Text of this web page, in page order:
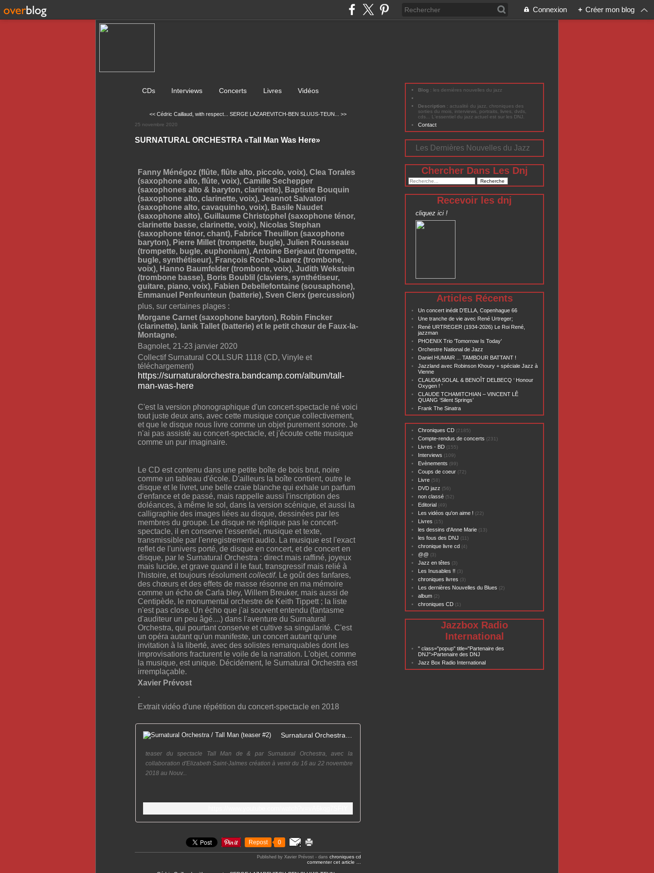
Connexion + Créer mon blog
CDs Interviews Concerts Livres Vidéos
<< Cédric Caillaud, with respect... SERGE LAZAREVITCH-BEN SLUIJS-TEUN... >>
25 novembre 2020
SURNATURAL ORCHESTRA «Tall Man Was Here»
Fanny Ménégoz (flûte, flûte alto, piccolo, voix), Clea Torales
(saxophone alto, flûte, voix), Camille Sechepper
(saxophones alto & baryton, clarinette), Baptiste Bouquin
(saxophone alto, clarinette, voix), Jeannot Salvatori
(saxophone alto, cavaquinho, voix), Basile Naudet
(saxophone alto), Guillaume Christophel (saxophone ténor,
clarinette basse, clarinette, voix), Nicolas Stephan
(saxophone ténor, chant), Fabrice Theuillon (saxophone
baryton), Pierre Millet (trompette, bugle), Julien Rousseau
(trompette, bugle, euphonium), Antoine Berjeaut (trompette,
bugle, synthétiseur), François Roche-Juarez (trombone,
voix), Hanno Baumfelder (trombone, voix), Judith Wekstein
(trombone basse), Boris Boublil (claviers, synthétiseur,
guitare, piano, voix), Fabien Debellefontaine (sousaphone),
Emmanuel Penfeunteun (batterie), Sven Clerx (percussion)
plus, sur certaines plages :
Morgane Carnet (saxophone baryton), Robin Fincker
(clarinette), Ianik Tallet (batterie) et le petit chœur de Faux-la-
Montagne.
Bagnolet, 21-23 janvier 2020
Collectif Surnatural COLLSUR 1118 (CD, Vinyle et
téléchargement)
https://surnaturalorchestra.bandcamp.com/album/tall-
man-was-here
C'est la version phonographique d'un concert-spectacle né voici
tout juste deux ans, avec cette musique conçue collectivement,
et que le disque nous livre comme un objet purement sonore. Je
n'ai pas assisté au concert-spectacle, et j'écoute cette musique
comme un pur imaginaire.
Le CD est contenu dans une petite boîte de bois brut, noire
comme un tableau d'école. D'ailleurs la boîte contient, outre le
disque et le livret, une belle craie blanche qui exhale un parfum
d'enfance et de passé, mais rappelle aussi l'inscription des
doléances, à même le sol, dans la version scénique, et aussi la
calligraphie des images liées au disque, dessinées par les
membres du groupe. Le disque ne réplique pas le concert-
spectacle, il en conserve l'essentiel, musique et texte,
transmissible par l'enregistrement audio. La musique est l'exact
reflet de l'univers porté, de disque en concert, et de concert en
disque, par le Surnatural Orchestra : direct mais raffiné, joyeux
mais lucide, et grave quand il le faut, transgressif mais relié à
l'histoire, et toujours résolument collectif. Le goût des fanfares,
des chœurs et des effets de masse résonne en ma mémoire
comme un écho de Carla bley, Willem Breuker, mais aussi de
Centipède, le monumental orchestre de Keith Tippett ; la liste
n'est pas close. Un écho que j'ai souvent entendu (fantasme
d'auditeur un peu âgé....) dans l'aventure du Surnatural
Orchestra, qui pourtant conserve et cultive sa singularité. C'est
un opéra autant qu'un manifeste, un concert autant qu'une
invitation à la liberté, avec des solistes remarquables dont les
improvisations fracturent le voile de la narration. L'objet, comme
la musique, est unique. Décidément, le Surnatural Orchestra est
irremplaçable.
Xavier Prévost
.
Extrait vidéo d'une répétition du concert-spectacle en 2018
teaser du spectacle Tall Man de & par Surnatural Orchestra, avec la
collaboration d'Elizabeth Saint-Jalmes création à venir du 16 au 22 novembre
2018 au Nouv...
Repost 0
Published by Xavier Prévost - dans chroniques cd
commenter cet article
Blog : les dernières nouvelles du jazz
Description : actualité du jazz, chroniques des
sorties du mois, interviews, portraits, livres, dvds,
cds... L'essentiel du jazz actuel est sur les DNJ.
Contact
Les Dernières Nouvelles du Jazz
Chercher Dans Les Dnj
Recevoir les dnj
cliquez ici !
Articles Récents
Un concert inédit D’ELLA, Copenhague 66
Une tranche de vie avec René Urtreger;
René URTREGER (1934-2026) Le Roi René,
jazzman
PHOENIX Trio ’Tomorrow Is Today’
Orchestre National de Jazz
Daniel HUMAIR ... TAMBOUR BATTANT !
Jazzland avec Robinson Khoury + spéciale Jazz à
Vienne
CLAUDIA SOLAL & BENOÎT DELBECQ ‘ Honour
Oxygen ! ’
CLAUDE TCHAMITCHIAN – VINCENT LÊ
QUANG ‘Silent Springs’
Frank The Sinatra
Chroniques CD (2185)
Compte-rendus de concerts (231)
Livres - BD (155)
Interviews (109)
Evènements (99)
Coups de coeur (72)
Livre (58)
DVD jazz (56)
non classé (52)
Editorial (49)
Les vidéos qu'on aime ! (22)
Livres (15)
les dessins d'Anne Marie (13)
les fous des DNJ (11)
chronique livre cd (4)
@@ (3)
Jazz en têtes (3)
Les Inusables !! (3)
chroniques livres (3)
Les dernières Nouvelles du Blues (2)
album (2)
chroniques CD (1)
Jazzbox Radio
International
" class="popup" title="Partenaire des
DNJ">Partenaire des DNJ
Jazz Box Radio International